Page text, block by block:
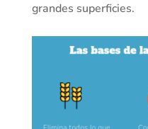
grandes superficies.